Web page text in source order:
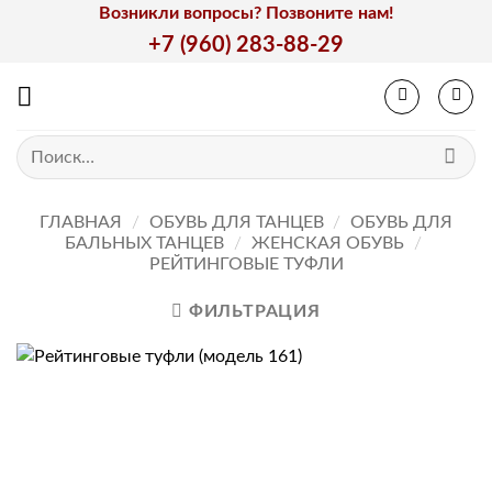
Возникли вопросы? Позвоните нам!
+7 (960) 283-88-29
Искать:
ГЛАВНАЯ / ОБУВЬ ДЛЯ ТАНЦЕВ /
ОБУВЬ ДЛЯ
БАЛЬНЫХ ТАНЦЕВ
/ ЖЕНСКАЯ ОБУВЬ
/
РЕЙТИНГОВЫЕ ТУФЛИ
ФИЛЬТРАЦИЯ